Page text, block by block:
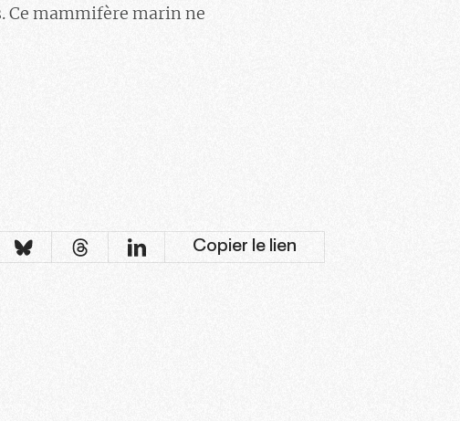
Ce mammifère marin ne
Copier le lien